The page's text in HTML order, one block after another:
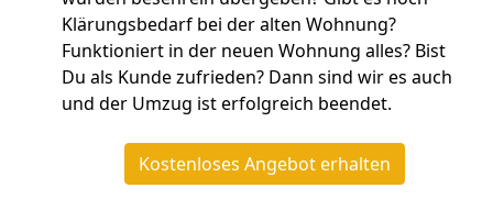
Klärungsbedarf bei der alten Wohnung?
Funktioniert in der neuen Wohnung alles? Bist
Du als Kunde zufrieden? Dann sind wir es auch
und der Umzug ist erfolgreich beendet.
Kostenloses Angebot erhalten